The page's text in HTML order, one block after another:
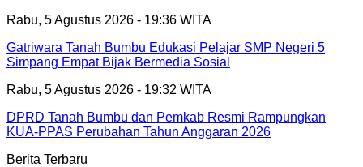
Rabu, 5 Agustus 2026 - 19:36 WITA
Gatriwara Tanah Bumbu Edukasi Pelajar SMP Negeri 5
Simpang Empat Bijak Bermedia Sosial
Rabu, 5 Agustus 2026 - 19:32 WITA
DPRD Tanah Bumbu dan Pemkab Resmi Rampungkan
KUA-PPAS Perubahan Tahun Anggaran 2026
Berita Terbaru